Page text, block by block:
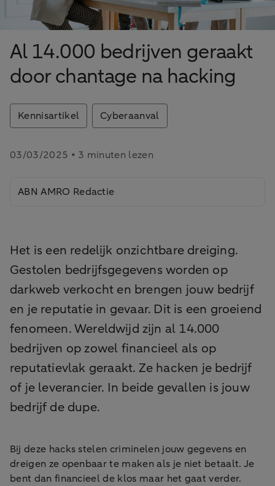
Al 14.000 bedrijven geraakt
door chantage na hacking
Kennisartikel Cyberaanval
03/03/2025 • 3 minuten lezen
ABN AMRO Redactie
Het is een redelijk onzichtbare dreiging.
Gestolen bedrijfsgegevens worden op
darkweb verkocht en brengen jouw bedrijf
en je reputatie in gevaar. Dit is een groeiend
fenomeen. Wereldwijd zijn al 14.000
bedrijven op zowel financieel als op
reputatievlak geraakt. Ze hacken je bedrijf
of je leverancier. In beide gevallen is jouw
bedrijf de dupe.
Bij deze hacks stelen criminelen jouw gegevens en
dreigen ze openbaar te maken als je niet betaalt. Je
bent dan financieel de klos maar het gaat verder.